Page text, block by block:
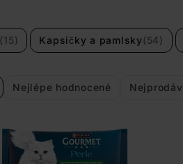
(15) Kapsičky a pamlsky (54)
Nejlépe hodnocené